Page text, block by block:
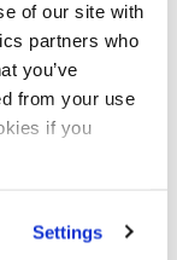
of our site with
partners who
you’ve
from your use
if you
Settings